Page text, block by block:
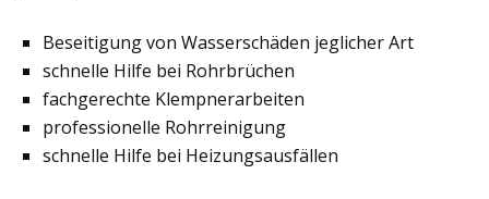
Beseitigung von Wasserschäden jeglicher Art
schnelle Hilfe bei Rohrbrüchen
fachgerechte Klempnerarbeiten
professionelle Rohrreinigung
schnelle Hilfe bei Heizungsausfällen